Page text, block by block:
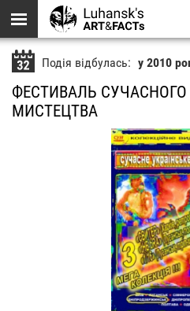
Перейти до основного вмісту
Подія відбулась: у 2010
ФЕСТИВАЛЬ СУЧАСНОГО
МИСТЕЦТВА